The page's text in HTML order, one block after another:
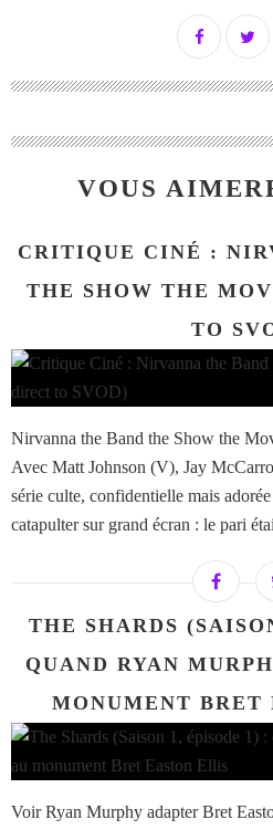
VOUS
CRITIQUE CINÉ :
THE SHOW THE
TO
Nirvanna the Band the Show the
Avec Matt Johnson (V), Jay
série culte, confidentielle mais
catapulter sur grand écran : le pari
THE SHARDS
QUAND RYAN
MONUMENT BRET
Voir Ryan Murphy adapter Bret